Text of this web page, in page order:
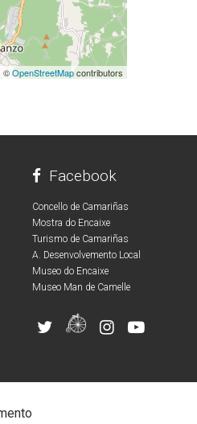
| ©OpenStreetMapcontributors
Facebook
Concello de Camariñas
Mostra do Encaixe
Turismo de Camariñas
A. Desenvolvemento Local
Museo do Encaixe
Museo Man de Camelle